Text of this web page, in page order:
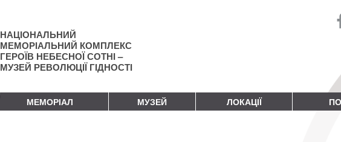
НАЦІОНАЛЬНИЙ
МЕМОРІАЛЬНИЙ КОМПЛЕКС
ГЕРОЇВ НЕБЕСНОЇ СОТНІ –
МУЗЕЙ РЕВОЛЮЦІЇ ГІДНОСТІ
МЕМОРІАЛ МУЗЕЙ ЛОКАЦІЇ